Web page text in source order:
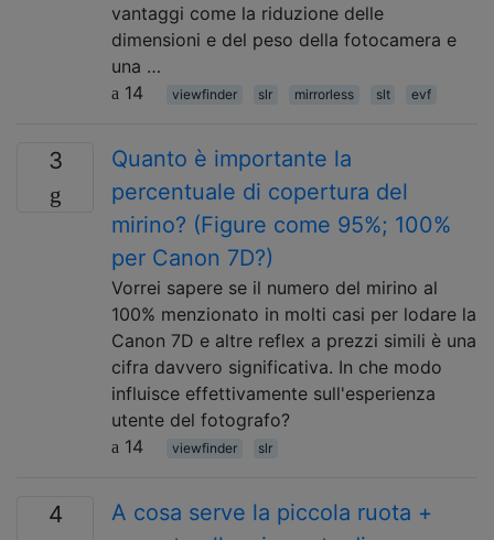
vantaggi come la riduzione delle
dimensioni e del peso della fotocamera e
una …
14
viewfinder slr mirrorless slt evf
3
Quanto è importante la
percentuale di copertura del
mirino? (Figure come 95%; 100%
per Canon 7D?)
Vorrei sapere se il numero del mirino al
100% menzionato in molti casi per lodare la
Canon 7D e altre reflex a prezzi simili è una
cifra davvero significativa. In che modo
influisce effettivamente sull'esperienza
utente del fotografo?
14
viewfinder slr
4
A cosa serve la piccola ruota +